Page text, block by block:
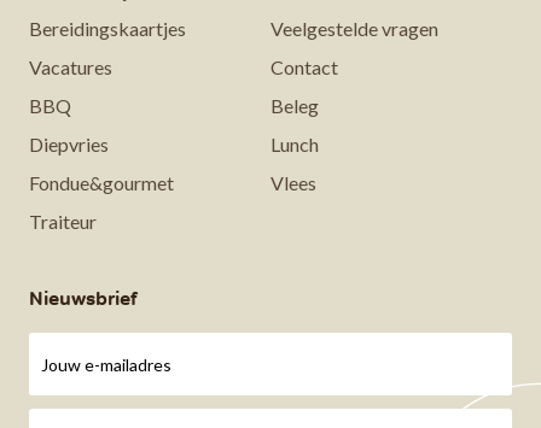
Bereidingskaartjes
Veelgestelde vragen
Vacatures
Contact
BBQ
Beleg
Diepvries
Lunch
Fondue&gourmet
Vlees
Traiteur
Nieuwsbrief